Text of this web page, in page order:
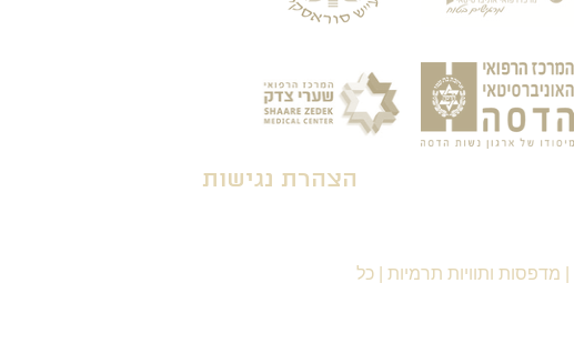
הצהרת נגישות
מדפסות ותוויות תרמיות |כל